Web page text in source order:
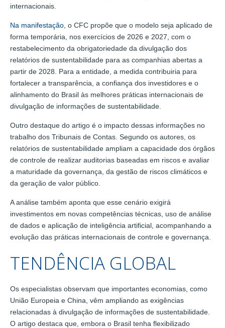
internacionais.
Na manifestação , o CFC propõe que o modelo seja aplicado de
forma temporária, nos exercícios de 2026 e 2027, com o
restabelecimento da obrigatoriedade da divulgação dos
relatórios de sustentabilidade para as companhias abertas a
partir de 2028. Para a entidade, a medida contribuiria para
fortalecer a transparência, a confiança dos investidores e o
alinhamento do Brasil às melhores práticas internacionais de
divulgação de informações de sustentabilidade.
Outro destaque do artigo é o impacto dessas informações no
trabalho dos Tribunais de Contas. Segundo os autores, os
relatórios de sustentabilidade ampliam a capacidade dos órgãos
de controle de realizar auditorias baseadas em riscos e avaliar
a maturidade da governança, da gestão de riscos climáticos e
da geração de valor público.
A análise também aponta que esse cenário exigirá
investimentos em novas competências técnicas, uso de análise
de dados e aplicação de inteligência artificial, acompanhando a
evolução das práticas internacionais de controle e governança.
TENDÊNCIA GLOBAL
Os especialistas observam que importantes economias, como
União Europeia e China, vêm ampliando as exigências
relacionadas à divulgação de informações de sustentabilidade.
O artigo destaca que, embora o Brasil tenha flexibilizado